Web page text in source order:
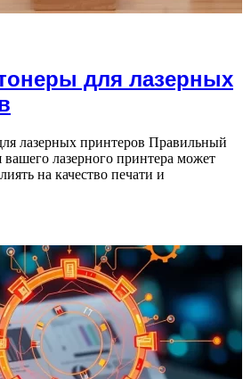
для лазерных
лазерных принтеров Правильный
вашего лазерного принтера может
на качество печати и